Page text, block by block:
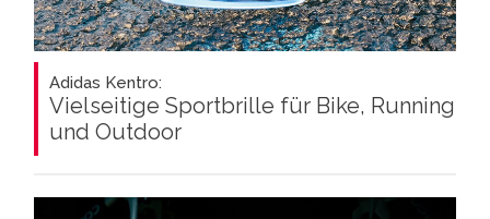
Adidas Kentro:
Vielseitige Sportbrille für Bike, Running
und Outdoor